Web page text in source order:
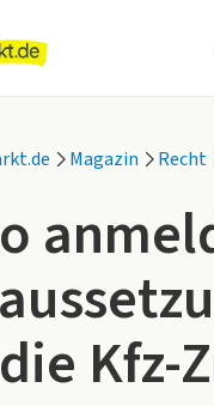
Magazin Recht
Kfz-